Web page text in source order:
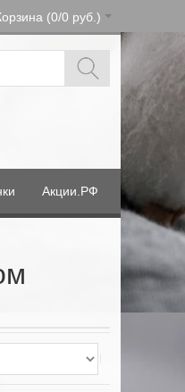
(0/0 руб.)
Акции.РФ